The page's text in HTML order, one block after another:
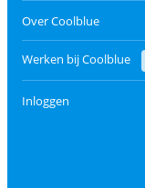
Over Coolblue
Werken bij Coolblue
Inloggen